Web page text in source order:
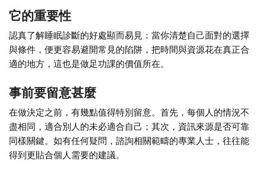
它的重要性
認真了解睡眠診斷的好處顯而易見：當你清楚自己面對的選擇
與條件，便更容易避開常見的陷阱，把時間與資源花在真正合
適的地方，這也是做足功課的價值所在。
事前要留意甚麼
在做決定之前，有幾點值得特別留意。首先，每個人的情況不
盡相同，適合別人的未必適合自己；其次，資訊來源是否可靠
同樣關鍵。如有任何疑問，諮詢相關範疇的專業人士，往往能
得到更貼合個人需要的建議。